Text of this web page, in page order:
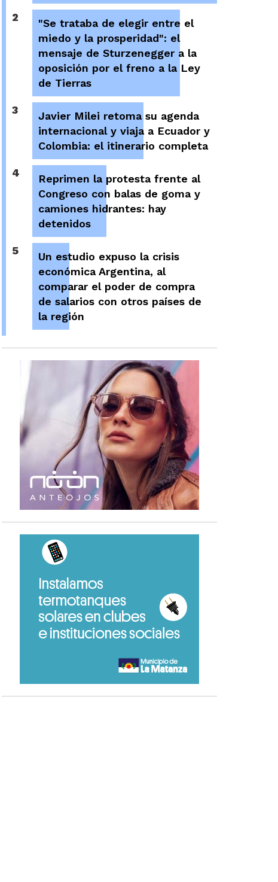
2
"Se trataba de elegir entre el
miedo y la prosperidad": el
mensaje de Sturzenegger a la
oposición por el freno a la Ley
de Tierras
3
Javier Milei retoma su agenda
internacional y viaja a Ecuador y
Colombia: el itinerario completa
4
Reprimen la protesta frente al
Congreso con balas de goma y
camiones hidrantes: hay
detenidos
5
Un estudio expuso la crisis
económica Argentina, al
comparar el poder de compra
de salarios con otros países de
la región